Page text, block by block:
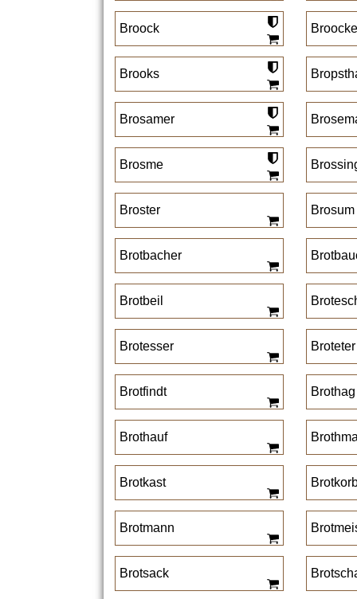
Broock
Brooks
Brosamer
Brosme
Broster Brosum
Brotbacher
Brotbeil
Brotesser Broteter
Brotfindt Brothag
Brothauf
Brotkast
Brotmann
Brotsack